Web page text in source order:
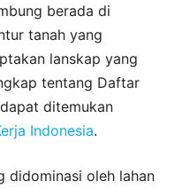
berada di
tanah yang
lanskap yang
tentang Daftar
ditemukan
Indonesia.
didominasi oleh lahan